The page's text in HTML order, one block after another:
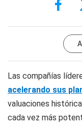
Las compañías
acelerando sus
valuaciones
cada vez más